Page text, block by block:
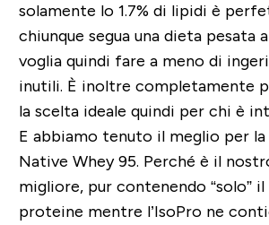
solamente lo 1.7% di lipidi è
chiunque segua una dieta pesata
voglia quindi fare a meno di
inutili. È inoltre completamente
la scelta ideale quindi per chi è
E abbiamo tenuto il meglio per
Native Whey 95. Perché è il
migliore, pur contenendo “solo” il
proteine mentre l’IsoPro ne